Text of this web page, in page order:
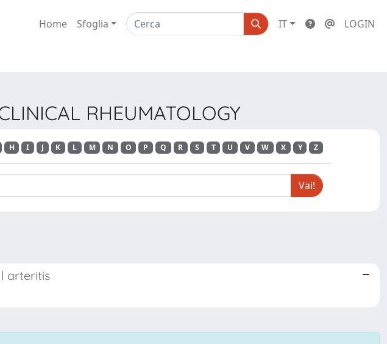
Home Sfoglia IT LOGIN
RHEUMATOLOGY
H I J K L M N O P Q R S T U V W X Y Z
arteritis